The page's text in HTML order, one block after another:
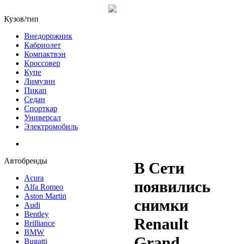
Кузов/тип
Внедорожник
Кабриолет
Компактвэн
Кроссовер
Купе
Лимузин
Пикап
Седан
Спорткар
Универсал
Электромобиль
Автобренды
Acura
Alfa Romeo
Aston Martin
Audi
Bentley
Brilliance
BMW
Bugatti
В Сети
появились
снимки
Renault